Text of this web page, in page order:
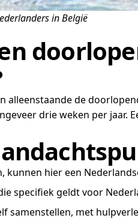
in België
alleenstaande de
drie weken per jaar.
kunnen hier een
specifiek geldt voor
samenstellen, met